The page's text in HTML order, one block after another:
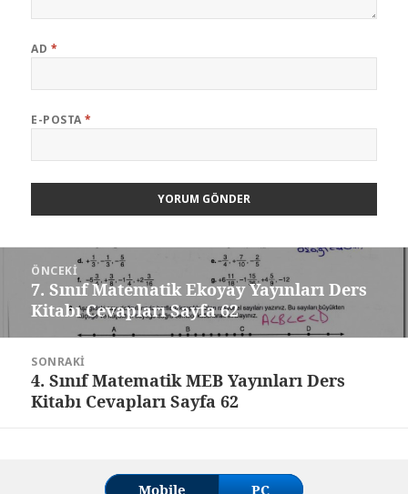
AD *
E-POSTA*
gezinmesi
ÖNCEKI
Önceki
yazı:
7. Sınıf Matematik Ekoyay Yayınları Ders
Kitabı Cevapları Sayfa 62
SONRAKI
Sonraki
yazı:
4. Sınıf Matematik MEB Yayınları Ders
Kitabı Cevapları Sayfa 62
Mobile PC